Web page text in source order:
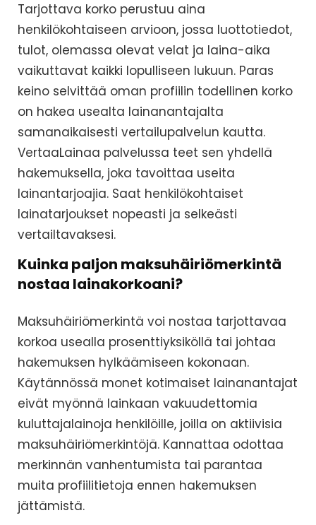
Tarjottava korko perustuu aina
henkilökohtaiseen arvioon, jossa luottotiedot,
tulot, olemassa olevat velat ja laina-aika
vaikuttavat kaikki lopulliseen lukuun. Paras
keino selvittää oman profiilin todellinen korko
on hakea usealta lainanantajalta
samanaikaisesti vertailupalvelun kautta.
VertaaLainaa palvelussa teet sen yhdellä
hakemuksella, joka tavoittaa useita
lainantarjoajia. Saat henkilökohtaiset
lainatarjoukset nopeasti ja selkeästi
vertailtavaksesi.
Kuinka paljon maksuhäiriömerkintä
nostaa lainakorkoani?
Maksuhäiriömerkintä voi nostaa tarjottavaa
korkoa usealla prosenttiyksiköllä tai johtaa
hakemuksen hylkäämiseen kokonaan.
Käytännössä monet kotimaiset lainanantajat
eivät myönnä lainkaan vakuudettomia
kuluttajalainoja henkilöille, joilla on aktiivisia
maksuhäiriömerkintöjä. Kannattaa odottaa
merkinnän vanhentumista tai parantaa
muita profiilitietoja ennen hakemuksen
jättämistä.